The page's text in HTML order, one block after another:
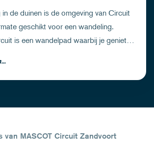
de duinen is de omgeving van Circuit
geschikt voor een wandeling.
is een wandelpad waarbij je geniet
van MASCOT Circuit Zandvoort